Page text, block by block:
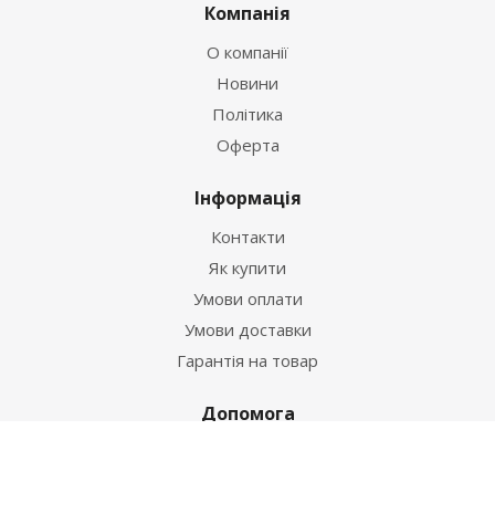
Компанія
О компанії
Новини
Політика
Оферта
Інформація
Контакти
Як купити
Умови оплати
Умови доставки
Гарантія на товар
Допомога